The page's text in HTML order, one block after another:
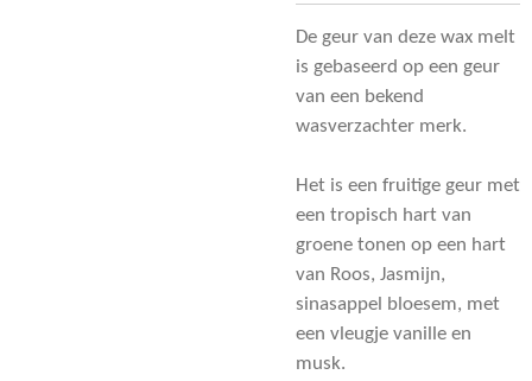
De geur van deze wax melt
is gebaseerd op een geur
van een bekend
wasverzachter merk.
Het is een fruitige geur met
een tropisch hart van
groene tonen op een hart
van Roos, Jasmijn,
sinasappel bloesem, met
een vleugje vanille en
musk.